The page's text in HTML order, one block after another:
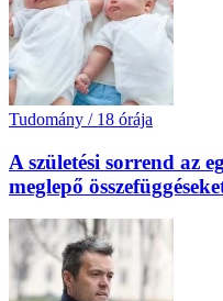
Tudomány / 18 órája
A születési sorrend az
meglepő